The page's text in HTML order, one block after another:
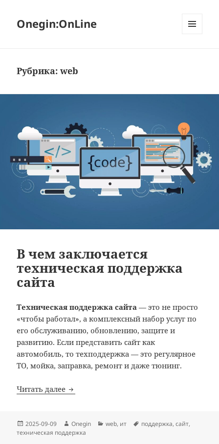
Onegin:OnLine
Рубрика:web
В чем заключается
техническая поддержка
сайта
Техническая поддержка сайта — это не просто
«чтобы работал», а комплексный набор услуг по
его обслуживанию, обновлению, защите и
развитию. Если представить сайт как
автомобиль, то техподдержка — это регулярное
ТО, мойка, заправка, ремонт и даже тюнинг.
Читать далее В чем заключается техническая
Опубликовано
2025-09-09 Автор
Onegin Рубрики
web, ит Метки
поддержка,сайт,
техническая поддержка